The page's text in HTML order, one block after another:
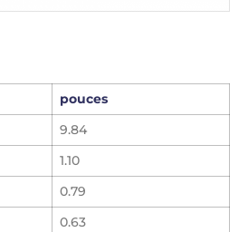
pouces
9.84
1.10
0.79
0.63